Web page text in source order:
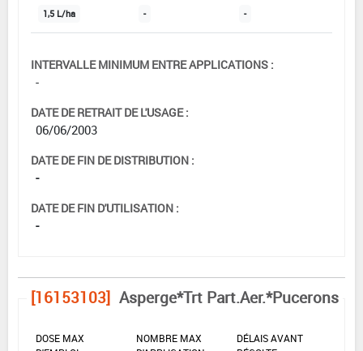
1,5 L/ha - -
INTERVALLE MINIMUM ENTRE APPLICATIONS :
-
DATE DE RETRAIT DE L'USAGE :
06/06/2003
DATE DE FIN DE DISTRIBUTION :
-
DATE DE FIN D'UTILISATION :
-
[16153103] Asperge*Trt Part.Aer.*Pucerons
DOSE MAX
NOMBRE MAX
DÉLAIS AVANT